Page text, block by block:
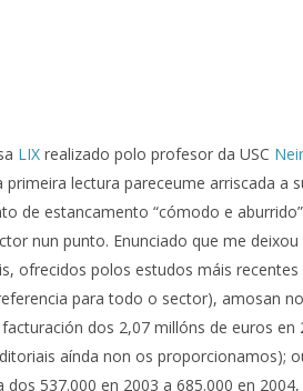
LIX realizado polo profesor da USC
lectura pareceume arriscada a
de estancamento “cómodo e
nun punto. Enunciado que me deixou
ofrecidos polos estudos máis recentes
para todo o sector), amosan
dos 2,07 millóns de euros en
aínda non os proporcionamos);
537.000 en 2003 a 685.000 en